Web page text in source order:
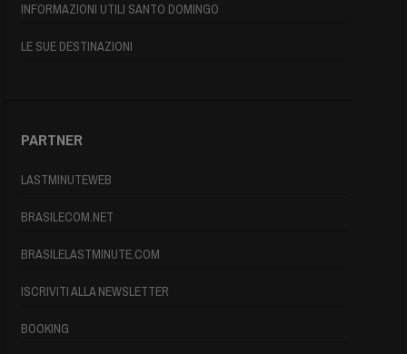
INFORMAZIONI UTILI SANTO DOMINGO
LE SUE DESTINAZIONI
PARTNER
LASTMINUTEWEB
BRASILECOM.NET
BRASILELASTMINUTE.COM
ISCRIVITI ALLA NEWSLETTER
BOOKING